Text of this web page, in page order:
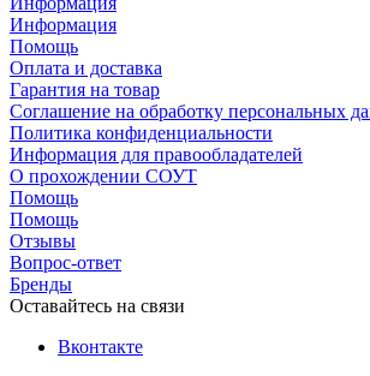
Информация
Помощь
Оплата и доставка
Гарантия на товар
Соглашение на обработку персональных
Политика конфиденциальности
Информация для правообладателей
О прохождении СОУТ
Помощь
Помощь
Отзывы
Вопрос-ответ
Бренды
Оставайтесь на связи
Вконтакте